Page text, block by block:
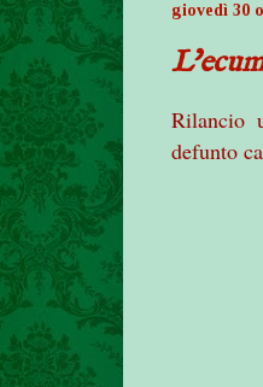
giovedì 30
Rilancio
defunto